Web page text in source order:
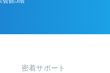
密着サポート